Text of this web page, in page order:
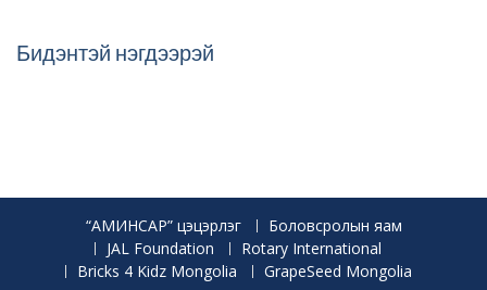
Бидэнтэй нэгдээрэй
“АМИНСАР” цэцэрлэг
Боловсролын яам
JAL Foundation
Rotary International
Bricks 4 Kidz Mongolia
GrapeSeed Mongolia